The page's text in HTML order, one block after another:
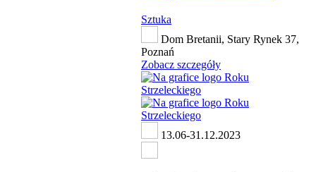
Sztuka
Dom Bretanii, Stary Rynek 37,
Poznań
Zobacz szczegóły
13.06-31.12.2023